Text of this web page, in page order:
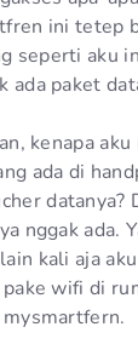
ini tetep
seperti aku
ada paket
kenapa
ada di
datanya?
nggak ada.
kali aja
wifi di